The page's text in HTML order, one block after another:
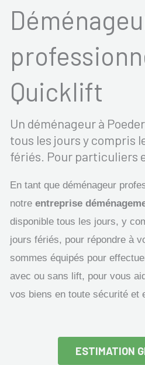
Quicklift
Un déménageur à
tous les jours y compris
fériés. Pour particuliers
En tant que déménageur
notre entreprise
disponible tous les jours, y
jours fériés, pour répondre à
sommes équipés pour
avec ou sans lift, pour vous
vos biens en toute sécurité et
ESTIMATION